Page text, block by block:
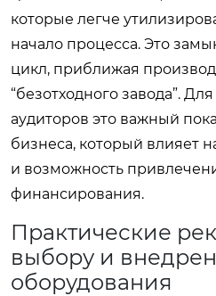
которые легче
начало процесса. Это
цикл, приближая
“безотходного завода”.
аудиторов это важный
бизнеса, который влияет
и возможность
финансирования.
Практические
выбору и
оборудования